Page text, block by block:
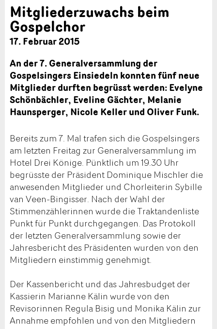
Mitgliederzuwachs beim
Gospelchor
17. Februar 2015
An der 7. Generalversammlung der
Gospelsingers Einsiedeln konnten fünf neue
Mitglieder durften begrüsst werden: Evelyne
Schönbächler, Eveline Gächter, Melanie
Haunsperger, Nicole Keller und Oliver Funk.
Bereits zum 7. Mal trafen sich die Gospelsingers
am letzten Freitag zur Generalversammlung im
Hotel Drei Könige. Pünktlich um 19.30 Uhr
begrüsste der Präsident Dominique Mischler die
anwesenden Mitglieder und Chorleiterin Sybille
van Veen-Bingisser. Nach der Wahl der
Stimmenzählerinnen wurde die Traktandenliste
Punkt für Punkt durchgegangen. Das Protokoll
der letzten Generalversammlung sowie der
Jahresbericht des Präsidenten wurden von den
Mitgliedern einstimmig genehmigt.
Der Kassenbericht und das Jahresbudget der
Kassierin Marianne Kälin wurde von den
Revisorinnen Regula Bisig und Monika Kälin zur
Annahme empfohlen und von den Mitgliedern